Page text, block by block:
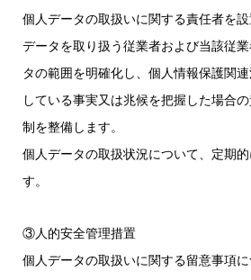
個人データの取扱いに関する責任者を
データを取り扱う従業者および当該従
タの範囲を明確化し、個人情報保護関
している事実又は兆候を把握した場合
制を整備します。
個人データの取扱状況について、定期
す。
③人的安全管理措置
個人データの取扱いに関する留意事項